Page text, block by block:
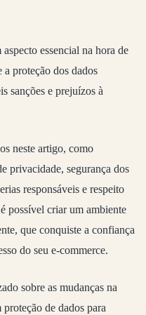
essencial na hora de
proteção dos dados
sanções e prejuízos à
neste artigo, como
privacidade, segurança dos
responsáveis e respeito
possível criar um ambiente
que conquiste a confiança
do seu e-commerce.
sobre as mudanças na
de dados para